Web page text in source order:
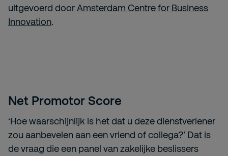
uitgevoerd doorAmsterdam Centre for Business
Innovation.
Net Promotor Score
‘Hoe waarschijnlijk is het dat u deze dienstverlener
zou aanbevelen aan een vriend of collega?’ Dat is
de vraag die een panel van zakelijke beslissers